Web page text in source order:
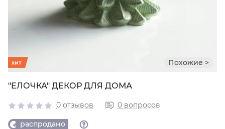
Похожие >
хит
"ЕЛОЧКА" ДЕКОР ДЛЯ ДОМА
0 отзывов 0 вопросов
распродано